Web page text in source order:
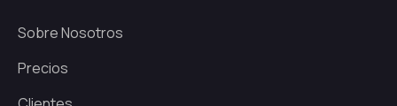
Sobre Nosotros
Precios